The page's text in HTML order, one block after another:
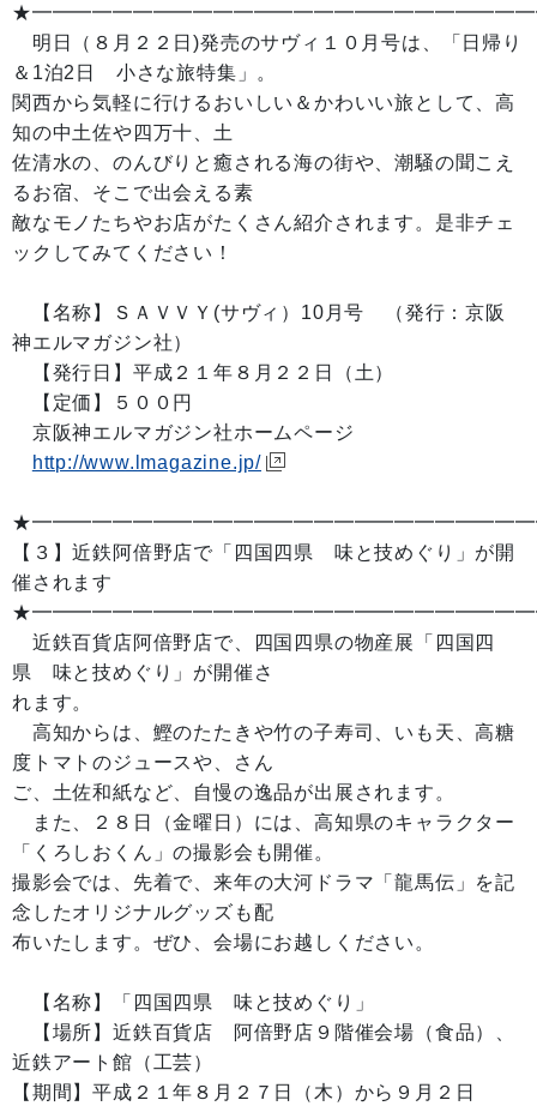
明日（８月２２日)発売のサヴィ１０月号は、「日帰り
＆1泊2日 小さな旅特集」。
関西から気軽に行けるおいしい＆かわいい旅として、高
知の中土佐や四万十、土
佐清水の、のんびりと癒される海の街や、潮騒の聞こえ
るお宿、そこで出会える素
敵なモノたちやお店がたくさん紹介されます。是非チェ
ックしてみてください！
【名称】ＳＡＶＶＹ(サヴィ）10月号 （発行：京阪
神エルマガジン社）
【発行日】平成２１年８月２２日（土）
【定価】５００円
京阪神エルマガジン社ホームページ
http://www.lmagazine.jp/
【３】近鉄阿倍野店で「四国四県 味と技めぐり」が開
催されます
近鉄百貨店阿倍野店で、四国四県の物産展「四国四
県 味と技めぐり」が開催さ
れます。
高知からは、鰹のたたきや竹の子寿司、いも天、高糖
度トマトのジュースや、さん
ご、土佐和紙など、自慢の逸品が出展されます。
また、２８日（金曜日）には、高知県のキャラクター
「くろしおくん」の撮影会も開催。
撮影会では、先着で、来年の大河ドラマ「龍馬伝」を記
念したオリジナルグッズも配
布いたします。ぜひ、会場にお越しください。
【名称】「四国四県 味と技めぐり」
【場所】近鉄百貨店 阿倍野店９階催会場（食品）、
近鉄アート館（工芸）
【期間】平成２１年８月２７日（木）から９月２日